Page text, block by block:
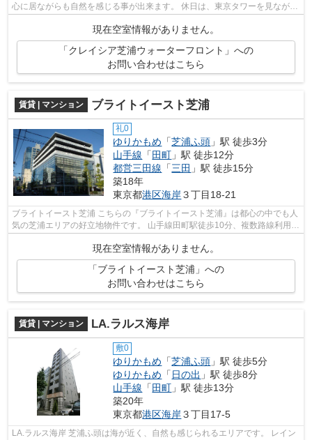
心に居ながらも自然を感じる事が出来ます。 休日は、東京タワーを見ながら
散歩や、ゆっくり日光浴などもおす...
現在空室情報がありません。
「クレイシア芝浦ウォーターフロント」への
お問い合わせはこちら
賃貸 | マンション ブライトイースト芝浦
礼0
ゆりかもめ 「芝浦ふ頭 」駅 徒歩3分
山手線 「 田町 」駅 徒歩12分
都営三田線 「三田 」駅 徒歩15分
築18年
東京都港区海岸３丁目18-21
ブライトイースト芝浦 こちらの『ブライトイースト芝浦』は都心の中でも人
気の芝浦エリアの好立地物件です。 山手線田町駅徒歩10分、複数路線利用可
現在空室情報がありません。
「ブライトイースト芝浦」への
お問い合わせはこちら
賃貸 | マンション LA.ラルス海岸
敷0
ゆりかもめ 「芝浦ふ頭 」駅 徒歩5分
ゆりかもめ 「 日の出 」駅 徒歩8分
山手線 「 田町 」駅 徒歩13分
築20年
東京都港区海岸３丁目17-5
LA.ラルス海岸 芝浦ふ頭は海が近く、自然も感じられるエリアです。 レイン